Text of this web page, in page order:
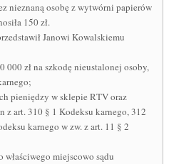
nieznaną osobę z wytwórni papierów
150 zł.
Janowi Kowalskiemu
zł na szkodę nieustalonej osoby,
pieniędzy w sklepie RTV oraz
z art. 310 § 1 Kodeksu karnego, 312
karnego w zw. z art. 11 § 2
właściwego miejscowo sądu